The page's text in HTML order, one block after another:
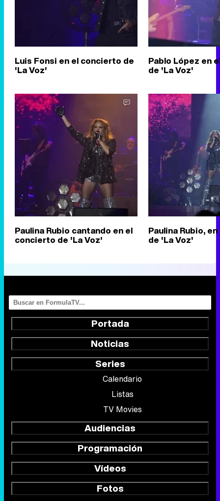
Luis Fonsi en el concierto de
'La Voz'
Pablo López en
de 'La Voz'
Paulina Rubio cantando en el
concierto de 'La Voz'
Paulina Rubio,
de 'La Voz'
Portada
Noticias
Series
Calendario
Listas
TV Movies
Audiencias
Programación
Vídeos
Fotos